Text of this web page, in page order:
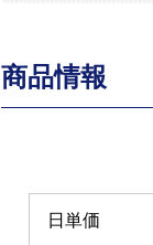
商品情報
日単価